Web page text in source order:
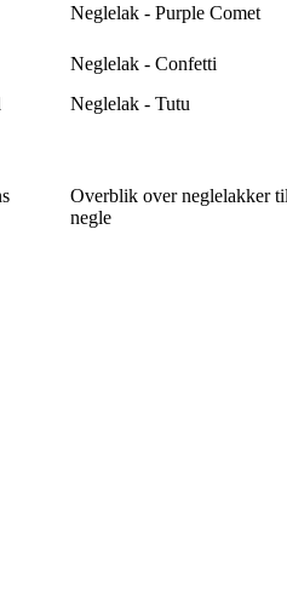
Neglelak - Purple Comet
Neglelak - Confetti
Neglelak - Tutu
Overblik over neglelakker
negle